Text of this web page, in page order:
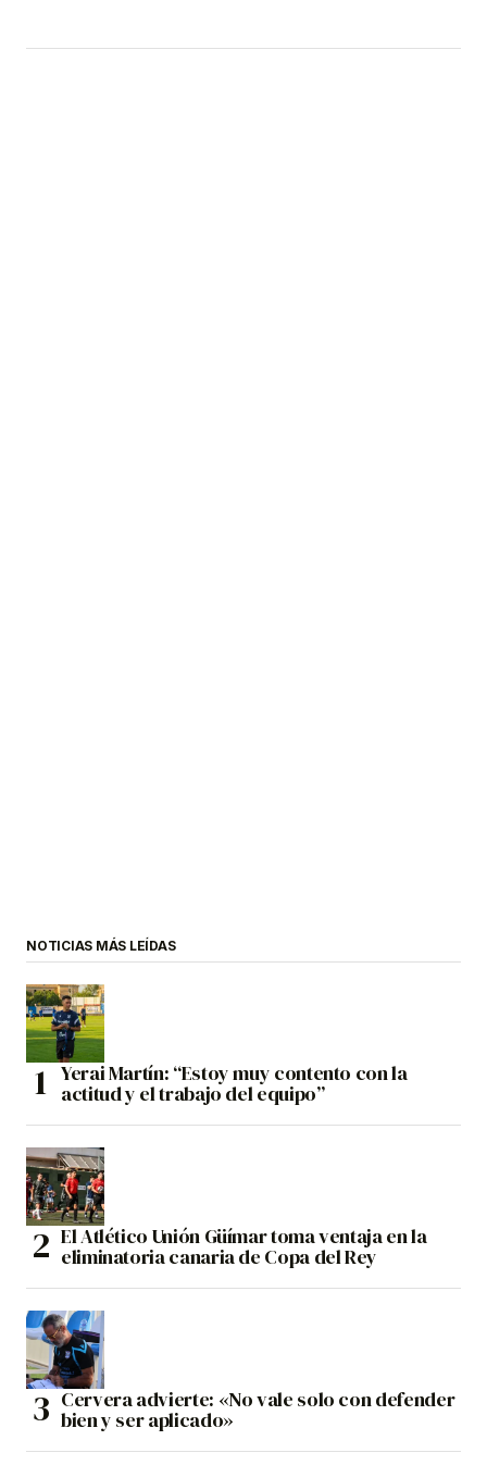
NOTICIAS MÁS LEÍDAS
Yerai Martín: “Estoy muy contento con la
actitud y el trabajo del equipo”
El Atlético Unión Güímar toma ventaja en la
eliminatoria canaria de Copa del Rey
Cervera advierte: «No vale solo con defender
bien y ser aplicado»